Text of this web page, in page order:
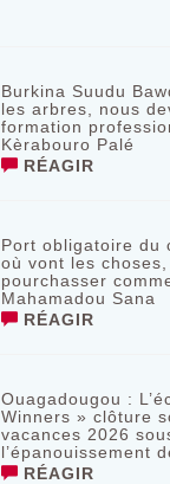
Burkina Suudu
les arbres, nous
formation
Kèrabouro Palé
RÉAGIR
Port obligatoire du
où vont les
pourchasser
Mahamadou Sana
RÉAGIR
Ouagadougou :
Winners » clôture
vacances 2026
l’épanouissement
RÉAGIR